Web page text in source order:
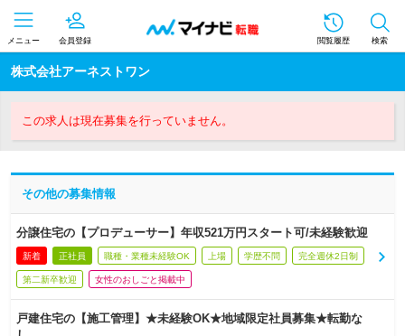
メニュー 会員登録 閲覧履歴 検索
株式会社アーネストワン
この求人は現在募集を行っていません。
その他の募集情報
分譲住宅の【プロデューサー】年収521万円スタート可/未経験歓迎
新着 正社員 職種・業種未経験OK 上場 学歴不問 完全週休2日制
第二新卒歓迎 女性のおしごと掲載中
戸建住宅の【施工管理】★未経験OK★地域限定社員募集★転勤な